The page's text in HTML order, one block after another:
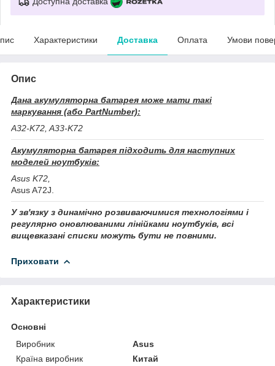
Характеристики Доставка Оплата Умови
Опис
Дана акумуляторна батарея може мати такі
маркування (або PartNumber):
A32-K72, A33-K72
Акумуляторна батарея підходить для наступних
моделей ноутбуків:
Asus K72,
Asus A72J.
У зв'язку з динамічно розвиваючимися технологіями і
регулярно оновлюваними лінійками ноутбуків, всі
вищевказані списки можуть бути не повними.
Приховати
Характеристики
Основні
Виробник
Asus
Країна виробник
Китай